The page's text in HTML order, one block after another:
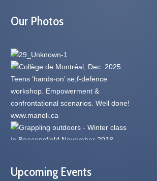
Our Photos
Upcoming Events